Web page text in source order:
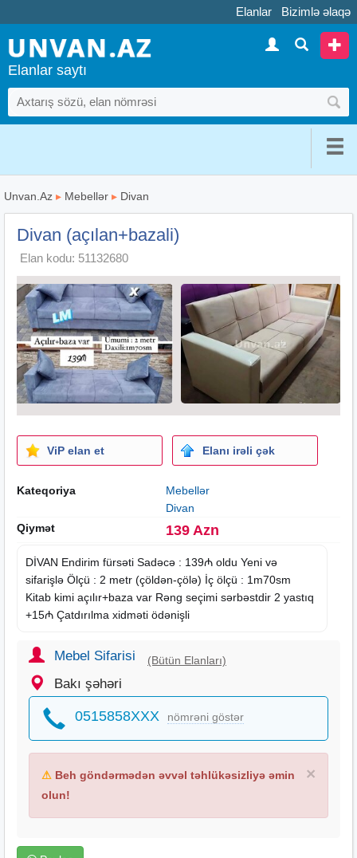
Elanlar Bizimlə əlaqə
Elanlar saytı
Unvan.Az ▸ Mebellər ▸ Divan
Divan (açılan+bazali)
Elan kodu: 51132680
ViP elan et Elanı irəli çək
Kateqoriya
Mebellər
Divan
Qiymət
139 Azn
DİVAN Endirim fürsəti Sadəcə : 139₼ oldu Yeni və
sifarişlə Ölçü : 2 metr (çöldən-çölə) İç ölçü : 1m70sm
Kitab kimi açılır+baza var Rəng seçimi sərbəstdir 2 yastıq
+15₼ Çatdırılma xidməti ödənişli
Mebel Sifarisi (Bütün Elanları)
Bakı şəhəri
0515858XXX nömrəni göstər
×
⚠ Beh göndərmədən əvvəl təhlükəsizliyə əmin
olun!